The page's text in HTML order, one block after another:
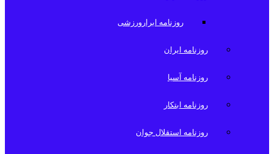
روزنامه ابرارورزشی
روزنامه ایران
روزنامه آسیا
روزنامه ابتکار
روزنامه استقلال جوان